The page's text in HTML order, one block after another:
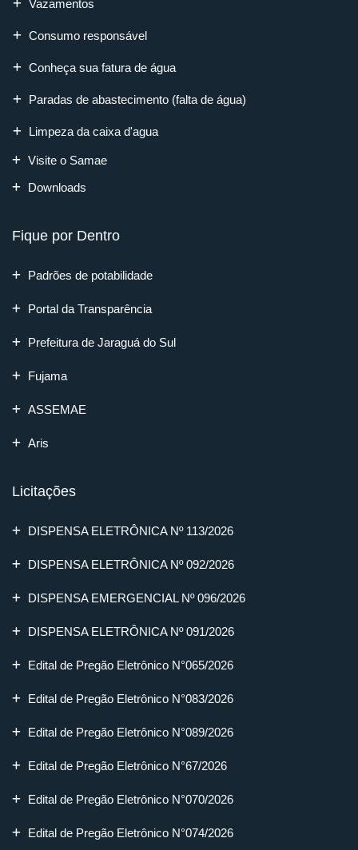
Vazamentos
Consumo responsável
Conheça sua fatura de água
Paradas de abastecimento (falta de água)
Limpeza da caixa d'agua
Visite o Samae
Downloads
Fique por Dentro
Padrões de potabilidade
Portal da Transparência
Prefeitura de Jaraguá do Sul
Fujama
ASSEMAE
Aris
Licitações
DISPENSA ELETRÔNICA Nº 113/2026
DISPENSA ELETRÔNICA Nº 092/2026
DISPENSA EMERGENCIAL Nº 096/2026
DISPENSA ELETRÔNICA Nº 091/2026
Edital de Pregão Eletrônico N°065/2026
Edital de Pregão Eletrônico N°083/2026
Edital de Pregão Eletrônico N°089/2026
Edital de Pregão Eletrônico N°67/2026
Edital de Pregão Eletrônico N°070/2026
Edital de Pregão Eletrônico N°074/2026